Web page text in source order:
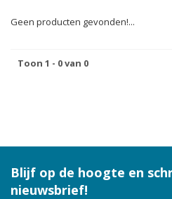
Geen producten gevonden!...
Toon 1 - 0 van 0
Blijf op de hoogte en
nieuwsbrief!